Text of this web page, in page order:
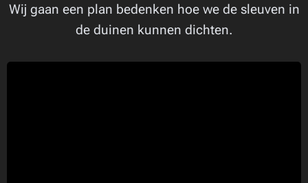
Wij gaan een plan bedenken hoe we de sleuven in
de duinen kunnen dichten.